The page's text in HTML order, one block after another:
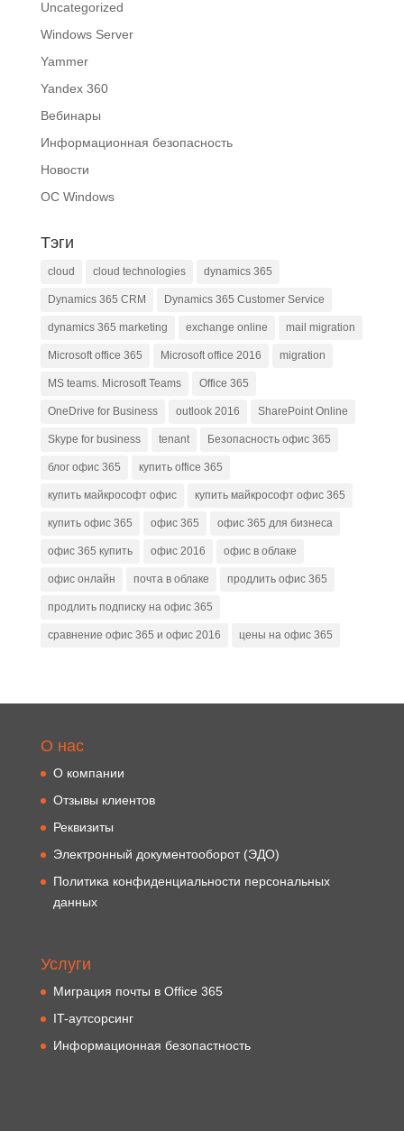
Uncategorized
Windows Server
Yammer
Yandex 360
Вебинары
Информационная безопасность
Новости
ОС Windows
Тэги
cloud cloud technologies dynamics 365
Dynamics 365 CRM Dynamics 365 Customer Service
dynamics 365 marketing exchange online mail migration
Microsoft office 365 Microsoft office 2016 migration
MS teams. Microsoft Teams Office 365
OneDrive for Business outlook 2016 SharePoint Online
Skype for business tenant Безопасность офис 365
блог офис 365 купить office 365
купить майкрософт офис купить майкрософт офис 365
купить офис 365 офис 365 офис 365 для бизнеса
офис 365 купить офис 2016 офис в облаке
офис онлайн почта в облаке продлить офис 365
продлить подписку на офис 365
сравнение офис 365 и офис 2016 цены на офис 365
О нас
О компании
Отзывы клиентов
Реквизиты
Электронный документооборот (ЭДО)
Политика конфиденциальности персональных
данных
Услуги
Миграция почты в Office 365
IT-аутсорсинг
Информационная безопастность